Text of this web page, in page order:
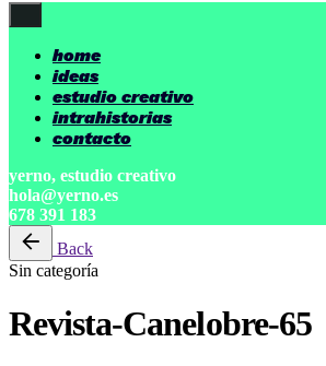
home
ideas
estudio creativo
intrahistorias
contacto
yerno, estudio creativo
hola@yerno.es
678 391 183
Back
Sin categoría
Revista-Canelobre-65